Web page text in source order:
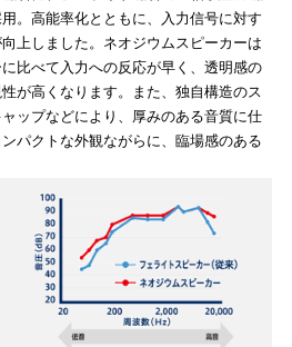
。高能率化とともに、入力信号に対す
上しました。ネオジウムスピーカーは
比べて入力への反応が早く、透明感の
が高くなります。また、独自構造のス
ップなどにより、厚みのある音質に仕
パクトな外観ながらに、臨場感のある